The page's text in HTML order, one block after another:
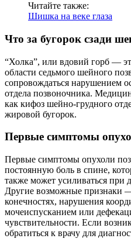
Читайте также:
Шишка на веке глаза
Что за бугорок сзади
“Холка”, или вдовий горб —
области седьмого шейного
сопровождаться нарушением
отдела позвоночника.
как кифоз шейно-грудного
жировой бугорок.
Первые симптомы
Первые симптомы опухоли
постоянную боль в спине,
также может усиливаться
Другие возможные признаки
конечностях, нарушения
мочеиспусканием или
чувствительности. Если
обратиться к врачу для